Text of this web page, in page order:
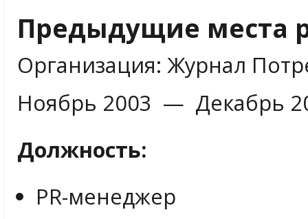
Предыдущие места
Организация: Журнал
Ноябрь 2003 — Декабрь
Должность:
PR-менеджер